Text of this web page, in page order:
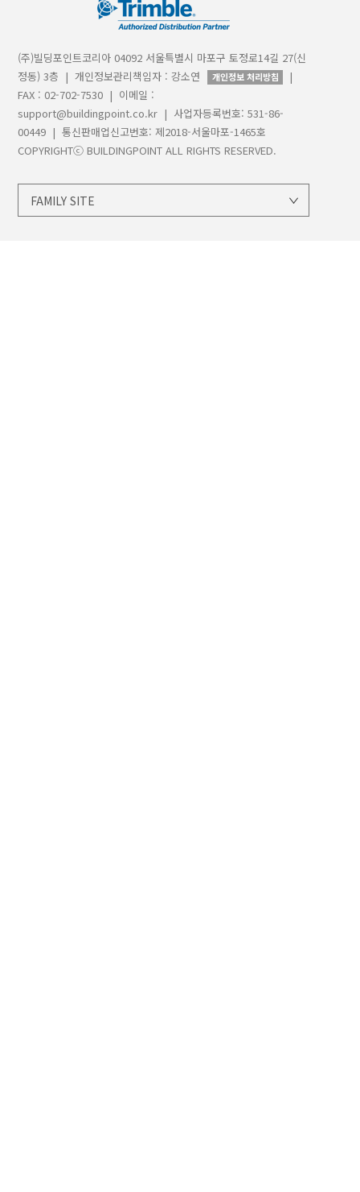
(주)빌딩포인트코리아 04092 서울특별시 마포구 토정로14길 27(신
정동) 3층 | 개인정보관리책임자 : 강소연
개인정보 처리방침
|
FAX : 02-702-7530 | 이메일 :
support@buildingpoint.co.kr | 사업자등록번호: 531-86-
00449 | 통신판매업신고번호: 제2018-서울마포-1465호
COPYRIGHTⓒ BUILDINGPOINT ALL RIGHTS RESERVED.
FAMILY SITE
지오시스템